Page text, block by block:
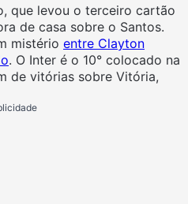
que levou o terceiro cartão
de casa sobre o Santos.
mistério entre Clayton
. O Inter é o 10° colocado na
de vitórias sobre Vitória,